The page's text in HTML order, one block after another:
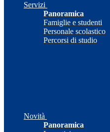
Servizi
Panoramica
Famiglie e studenti
Personale scolastico
Percorsi di studio
Novità
Panoramica